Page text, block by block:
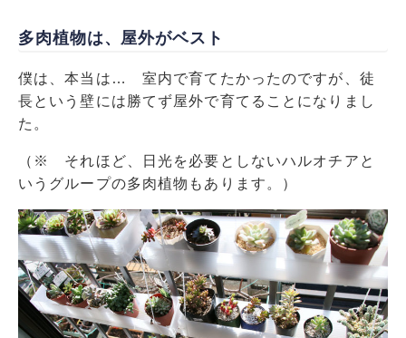
多肉植物は、屋外がベスト
僕は、本当は… 室内で育てたかったのですが、徒
長という壁には勝てず屋外で育てることになりまし
た。
（※ それほど、日光を必要としないハルオチアと
いうグループの多肉植物もあります。）